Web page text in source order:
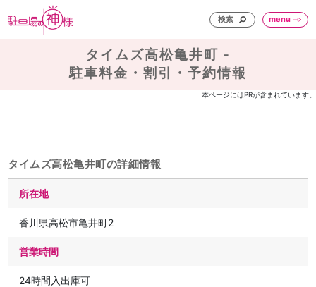
検索 menu
タイムズ高松亀井町 -
駐車料金・割引・予約情報
本ページにはPRが含まれています。
タイムズ高松亀井町の詳細情報
所在地
香川県高松市亀井町2
営業時間
24時間入出庫可